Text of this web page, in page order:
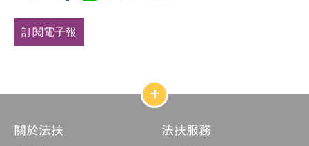
訂閱電子報
網
站
構
關於法扶 法扶服務